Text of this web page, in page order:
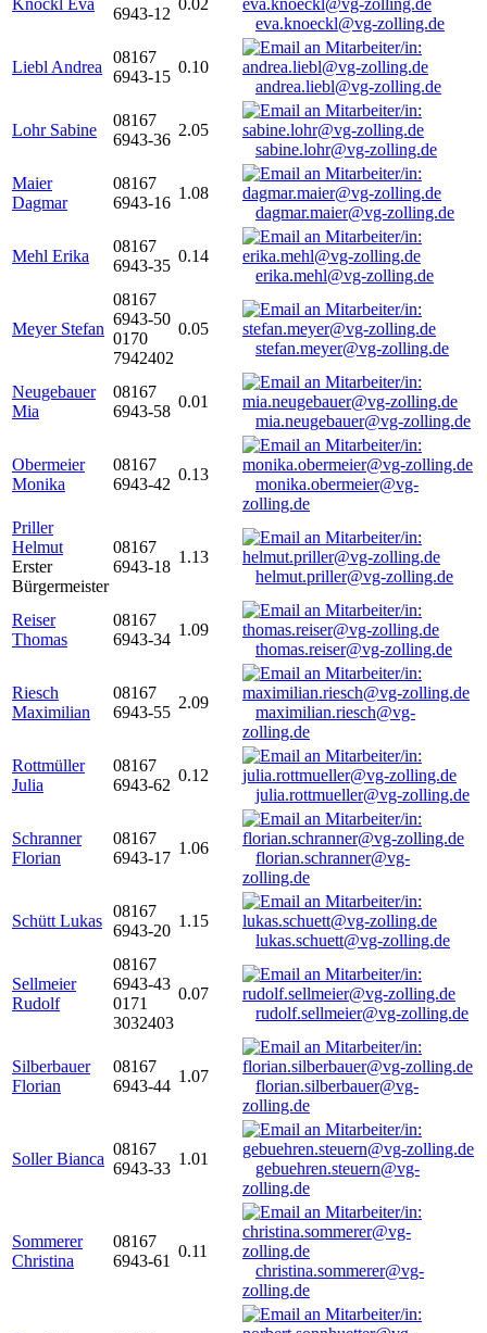
Knöckl Eva
6943-12
0.02
eva.knoeckl@vg-zolling.de
Liebl Andrea
08167
6943-15
0.10
andrea.liebl@vg-zolling.de
Lohr Sabine
08167
6943-36
2.05
sabine.lohr@vg-zolling.de
Maier
Dagmar
08167
6943-16
1.08
dagmar.maier@vg-zolling.de
Mehl Erika
08167
6943-35
0.14
erika.mehl@vg-zolling.de
Meyer Stefan
08167
6943-50
0170
7942402
0.05
stefan.meyer@vg-zolling.de
Neugebauer
Mia
08167
6943-58
0.01
mia.neugebauer@vg-zolling.de
Obermeier
Monika
08167
6943-42
0.13
monika.obermeier@vg-
zolling.de
Priller
Helmut
Erster
Bürgermeister
08167
6943-18
1.13
helmut.priller@vg-zolling.de
Reiser
Thomas
08167
6943-34
1.09
thomas.reiser@vg-zolling.de
Riesch
Maximilian
08167
6943-55
2.09
maximilian.riesch@vg-
zolling.de
Rottmüller
Julia
08167
6943-62
0.12
julia.rottmueller@vg-zolling.de
Schranner
Florian
08167
6943-17
1.06
florian.schranner@vg-
zolling.de
Schütt Lukas
08167
6943-20
1.15
lukas.schuett@vg-zolling.de
Sellmeier
Rudolf
08167
6943-43
0171
3032403
0.07
rudolf.sellmeier@vg-zolling.de
Silberbauer
Florian
08167
6943-44
1.07
florian.silberbauer@vg-
zolling.de
Soller Bianca
08167
6943-33
1.01
gebuehren.steuern@vg-
zolling.de
Sommerer
Christina
08167
6943-61
0.11
christina.sommerer@vg-
zolling.de